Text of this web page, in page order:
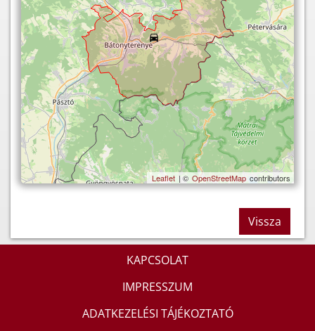
Leaflet | © OpenStreetMap contributors
Vissza
KAPCSOLAT
IMPRESSZUM
ADATKEZELÉSI TÁJÉKOZTATÓ